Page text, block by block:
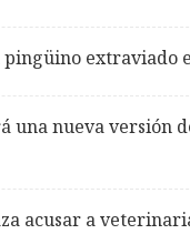
extraviado
una nueva versión
acusar a